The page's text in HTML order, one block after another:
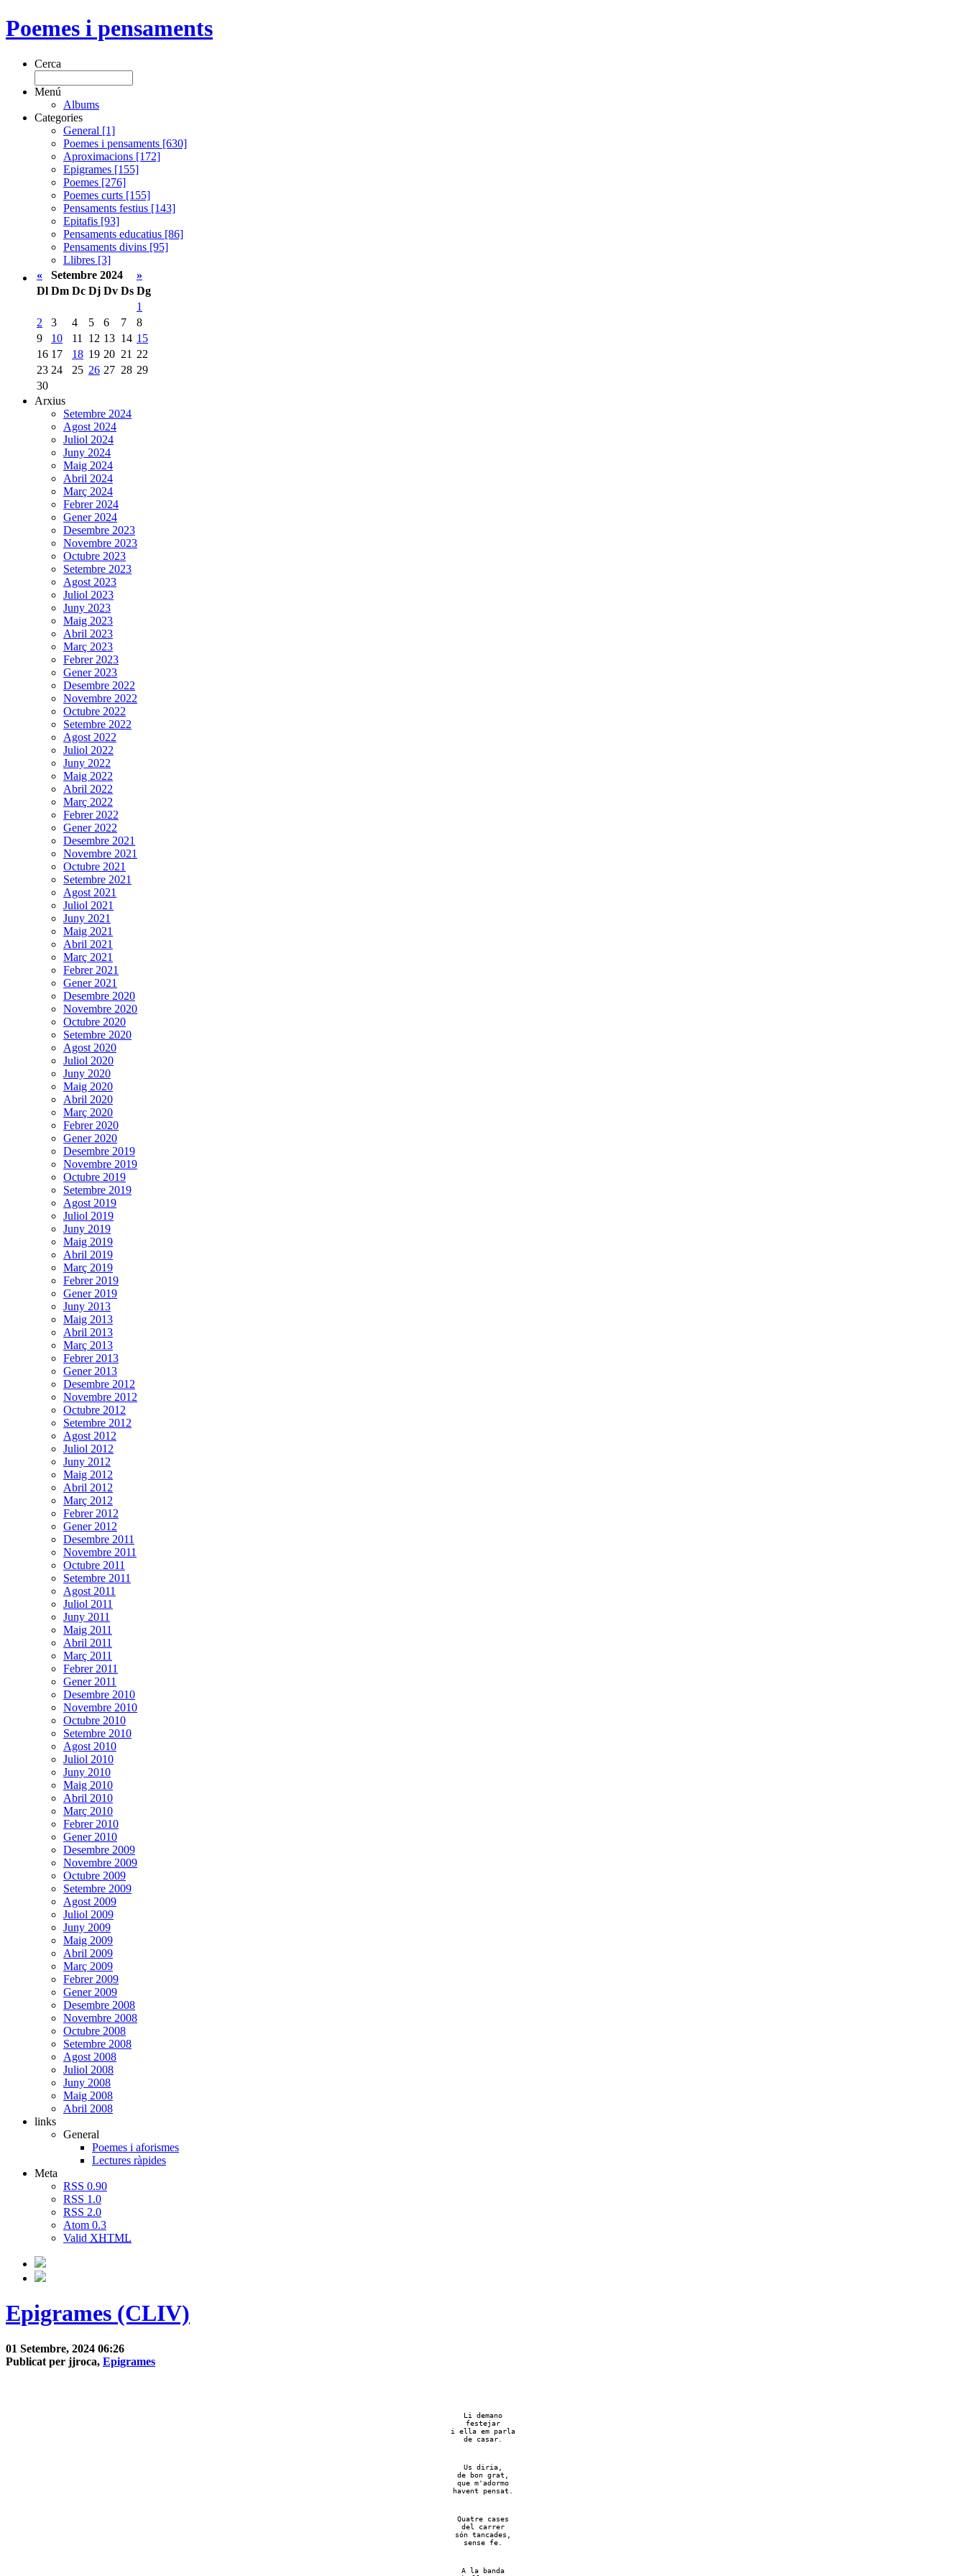
Poemes i pensaments
Cerca
Menú
Albums
Categories
General [1]
Poemes i pensaments [630]
Aproximacions [172]
Epigrames [155]
Poemes [276]
Poemes curts [155]
Pensaments festius [143]
Epitafis [93]
Pensaments educatius [86]
Pensaments divins [95]
Llibres [3]
«
Setembre 2024
»
Dl Dm Dc Dj Dv Ds Dg
1
2
3 4 5 6 7
8
9
10 11 12 13 14 15
16 17 18 19 20 21 22
23 24 25 26 27 28 29
30
Arxius
Setembre 2024
Agost 2024
Juliol 2024
Juny 2024
Maig 2024
Abril 2024
Març 2024
Febrer 2024
Gener 2024
Desembre 2023
Novembre 2023
Octubre 2023
Setembre 2023
Agost 2023
Juliol 2023
Juny 2023
Maig 2023
Abril 2023
Març 2023
Febrer 2023
Gener 2023
Desembre 2022
Novembre 2022
Octubre 2022
Setembre 2022
Agost 2022
Juliol 2022
Juny 2022
Maig 2022
Abril 2022
Març 2022
Febrer 2022
Gener 2022
Desembre 2021
Novembre 2021
Octubre 2021
Setembre 2021
Agost 2021
Juliol 2021
Juny 2021
Maig 2021
Abril 2021
Març 2021
Febrer 2021
Gener 2021
Desembre 2020
Novembre 2020
Octubre 2020
Setembre 2020
Agost 2020
Juliol 2020
Juny 2020
Maig 2020
Abril 2020
Març 2020
Febrer 2020
Gener 2020
Desembre 2019
Novembre 2019
Octubre 2019
Setembre 2019
Agost 2019
Juliol 2019
Juny 2019
Maig 2019
Abril 2019
Març 2019
Febrer 2019
Gener 2019
Juny 2013
Maig 2013
Abril 2013
Març 2013
Febrer 2013
Gener 2013
Desembre 2012
Novembre 2012
Octubre 2012
Setembre 2012
Agost 2012
Juliol 2012
Juny 2012
Maig 2012
Abril 2012
Març 2012
Febrer 2012
Gener 2012
Desembre 2011
Novembre 2011
Octubre 2011
Setembre 2011
Agost 2011
Juliol 2011
Juny 2011
Maig 2011
Abril 2011
Març 2011
Febrer 2011
Gener 2011
Desembre 2010
Novembre 2010
Octubre 2010
Setembre 2010
Agost 2010
Juliol 2010
Juny 2010
Maig 2010
Abril 2010
Març 2010
Febrer 2010
Gener 2010
Desembre 2009
Novembre 2009
Octubre 2009
Setembre 2009
Agost 2009
Juliol 2009
Juny 2009
Maig 2009
Abril 2009
Març 2009
Febrer 2009
Gener 2009
Desembre 2008
Novembre 2008
Octubre 2008
Setembre 2008
Agost 2008
Juliol 2008
Juny 2008
Maig 2008
Abril 2008
links
General
Poemes i aforismes
Lectures ràpides
Meta
RSS 0.90
RSS 1.0
RSS 2.0
Atom 0.3
Valid XHTML
Epigrames (CLIV)
01 Setembre, 2024 06:26
Publicat per jjroca, Epigrames
Li demano
festejar
i ella em parla
de casar.
Us diria,
de bon grat,
que m'adormo
havent pensat.
Quatre cases
del carrer
són tancades,
sense fe.
A la banda